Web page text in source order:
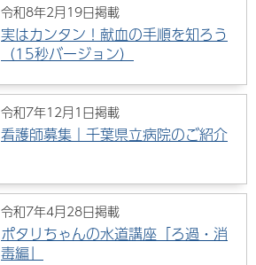
令和8年2月19日掲載
実はカンタン！献血の手順を知ろう
（15秒バージョン）
令和7年12月1日掲載
看護師募集｜千葉県立病院のご紹介
令和7年4月28日掲載
ポタリちゃんの水道講座「ろ過・消
毒編」